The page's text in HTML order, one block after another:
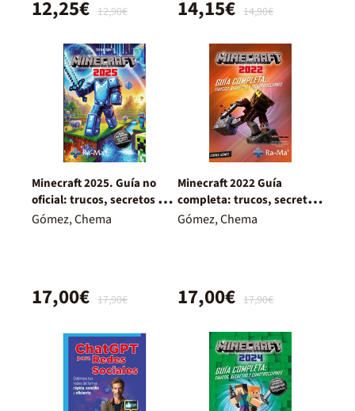
12,90€
12,25€ 14,90€
14,15€
Minecraft 2025. Guía no
oficial: trucos, secretos y
construcciones
Gómez, Chema
17,90€
17,00€
Minecraft 2022 Guía
completa: trucos, secretos
y construcciones
Gómez, Chema
17,90€
17,00€